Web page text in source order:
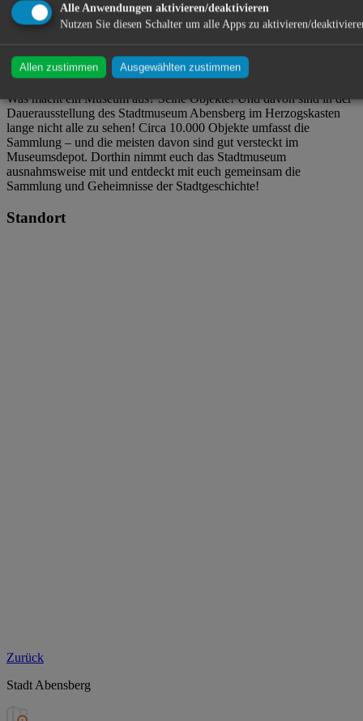
Stadtmuseum Abensberg
Der Eintritt ist frei
Was macht ein Museum aus? Seine Objekte! Und davon sind in der
Dauerausstellung des Stadtmuseum Abensberg im Herzogskasten
lange nicht alle zu sehen! Circa 10.000 Objekte umfasst die
Sammlung – und die meisten davon sind gut versteckt im
Museumsdepot. Dorthin nimmt euch das Stadtmuseum
ausnahmsweise mit und entdeckt mit euch gemeinsam die
Sammlung und Geheimnisse der Stadtgeschichte!
Standort
Zurück
Stadt Abensberg
Alle Anwendungen aktivieren/deaktivieren
Nutzen Sie diesen Schalter um alle Apps zu aktivieren/
Allen zustimmen Ausgewählten zustimmen